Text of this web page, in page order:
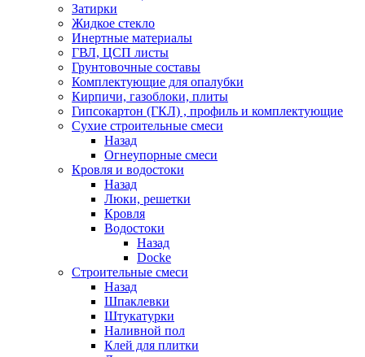
Затирки
Жидкое стекло
Инертные материалы
ГВЛ, ЦСП листы
Грунтовочные составы
Комплектующие для опалубки
Кирпичи, газоблоки, плиты
Гипсокартон (ГКЛ) , профиль и комплектующие
Сухие строительные смеси
Назад
Огнеупорные смеси
Кровля и водостоки
Назад
Люки, решетки
Кровля
Водостоки
Назад
Docke
Строительные смеси
Назад
Шпаклевки
Штукатурки
Наливной пол
Клей для плитки